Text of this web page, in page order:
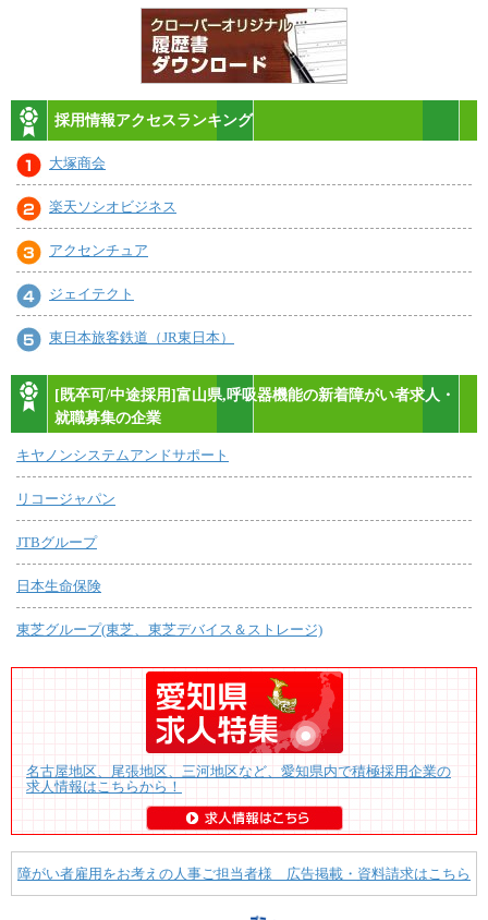
採用情報アクセスランキング
大塚商会
楽天ソシオビジネス
アクセンチュア
ジェイテクト
東日本旅客鉄道（JR東日本）
[既卒可/中途採用]富山県,呼吸器機能の新着障がい者求人・
就職募集の企業
キヤノンシステムアンドサポート
リコージャパン
JTBグループ
日本生命保険
東芝グループ(東芝、東芝デバイス＆ストレージ)
名古屋地区、尾張地区、三河地区など、愛知県内で積極採用企業の
求人情報はこちらから！
障がい者雇用をお考えの人事ご担当者様 広告掲載・資料請求はこちら